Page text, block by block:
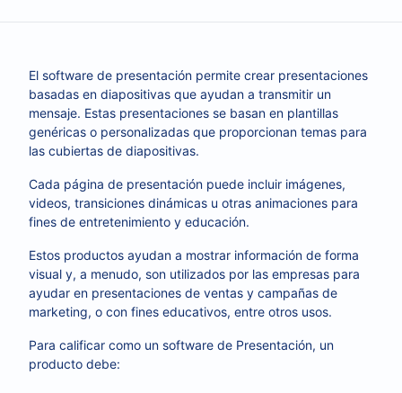
El software de presentación permite crear presentaciones
basadas en diapositivas que ayudan a transmitir un
mensaje. Estas presentaciones se basan en plantillas
genéricas o personalizadas que proporcionan temas para
las cubiertas de diapositivas.
Cada página de presentación puede incluir imágenes,
videos, transiciones dinámicas u otras animaciones para
fines de entretenimiento y educación.
Estos productos ayudan a mostrar información de forma
visual y, a menudo, son utilizados por las empresas para
ayudar en presentaciones de ventas y campañas de
marketing, o con fines educativos, entre otros usos.
Para calificar como un software de Presentación, un
producto debe: